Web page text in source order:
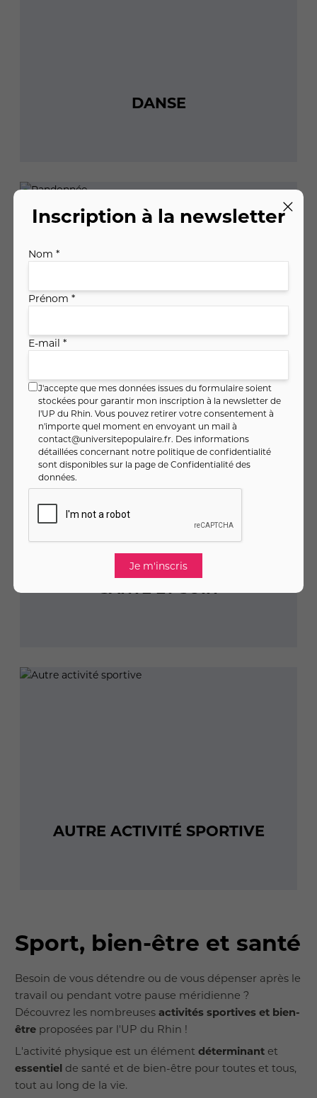
DANSE
SANTÉ ET SOIN
AUTRE ACTIVITÉ SPORTIVE
Sport, bien-être et santé
Besoin de vous détendre ou de vous dépenser après le
travail ou pendant votre pause méridienne ?
Découvrez les nombreuses activités sportives et bien-
être proposées par l'UP du Rhin !
L'activité physique est un élément déterminant et
essentiel de santé et de bien-être pour toutes et tous,
tout au long de la vie.
Inscription à la newsletter
Nom *
Prénom *
E-mail *
J'accepte que mes données issues du formulaire soient
stockées pour garantir mon inscription à la newsletter de
l'UP du Rhin. Vous pouvez retirer votre consentement à
n'importe quel moment en envoyant un mail à
contact@universitepopulaire.fr. Des informations
détaillées concernant notre politique de confidentialité
sont disponibles sur la page deConfidentialité des
données.